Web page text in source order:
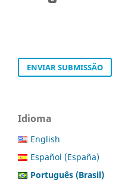
ENVIAR SUBMISSÃO
Idioma
English
Español (España)
Português (Brasil)